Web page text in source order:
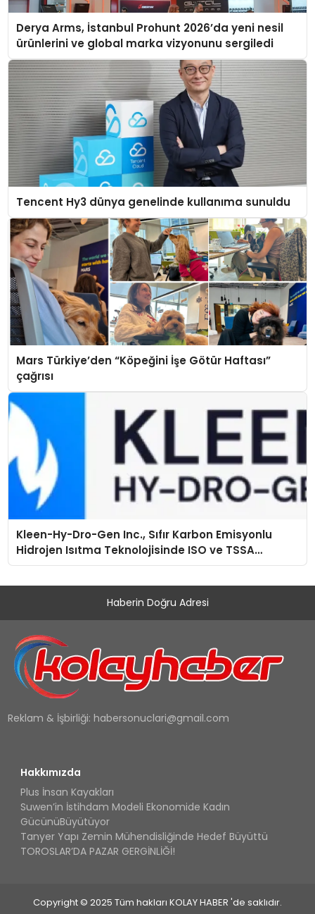
Derya Arms, İstanbul Prohunt 2026’da yeni nesil
ürünlerini ve global marka vizyonunu sergiledi
Tencent Hy3 dünya genelinde kullanıma sunuldu
Mars Türkiye’den “Köpeğini İşe Götür Haftası”
çağrısı
Kleen-Hy-Dro-Gen Inc., Sıfır Karbon Emisyonlu
Hidrojen Isıtma Teknolojisinde ISO ve TSSA
Düzenleyici Onaylarını Aldı
Haberin Doğru Adresi
Reklam & İşbirliği: habersonuclari@gmail.com
Hakkımızda
Plus İnsan Kayakları
Suwen’in İstihdam Modeli Ekonomide Kadın
GücünüBüyütüyor
Tanyer Yapı Zemin Mühendisliğinde Hedef Büyüttü
TOROSLAR’DA PAZAR GERGİNLİĞİ!
Copyright © 2025 Tüm hakları KOLAY HABER 'de saklıdır.